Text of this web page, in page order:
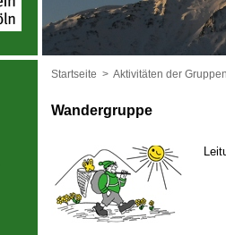
Startseite > Aktivitäten der
Wandergruppe